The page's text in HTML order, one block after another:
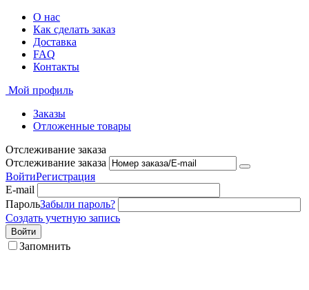
О нас
Как сделать заказ
Доставка
FAQ
Контакты
Мой профиль
Заказы
Отложенные товары
Отслеживание заказа
Отслеживание заказа
ВойтиРегистрация
E-mail
ПарольЗабыли пароль?
Создать учетную запись
Войти
Запомнить